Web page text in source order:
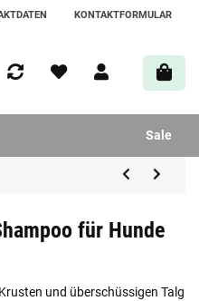
KONTAKTFORMULAR
Sale
für Hunde
und überschüssigen Talg